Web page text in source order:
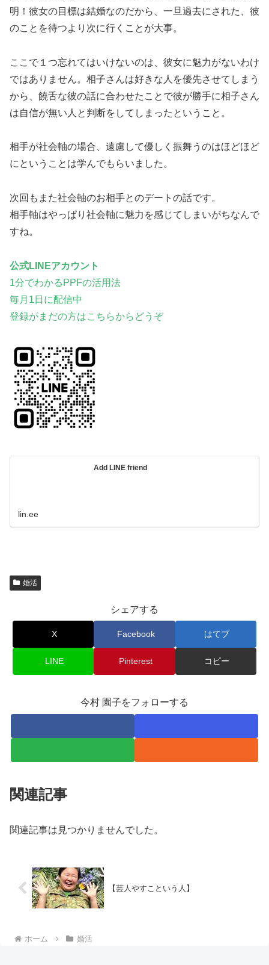
明！彼女の目標は結婚なのだから、一旦過去にされた、彼
のことを待つより次に行くことが大事。
ここで１つ忘れてはいけないのは、彼女に魅力がないわけ
ではありません。相子さんは好きな人を優先させてしまう
から、饒舌な彼の話に合わせたことで彼が勝手に相子さん
は自信が無い人と判断をしてしまったということ。
相手が社会軸の場合、遠慮して優しく振舞うのはほどほど
にということは学んでもらいました。
次回もまた社会軸のお相手とのデートの話です。
相手軸はやっぱり社会軸に魅力を感じてしまいがちなんで
すね。
公式LINEアカウント
1分でわかるPPFの活用法
毎月1日に配信中
登録がまだの方はこちらからどうぞ
Add LINE friend
lin.ee
婚活
シェアする
X Facebook はてブ
LINE Pinterest コピー
今村 園子をフォローする
関連記事
関連記事は見つかりませんでした。
【芸人やすこという人】
ホーム 婚活